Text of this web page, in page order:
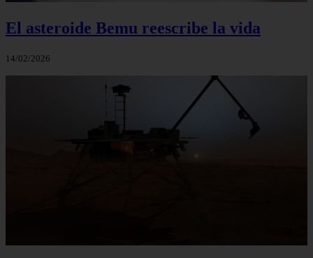
El asteroide Bemu reescribe la vida
14/02/2026